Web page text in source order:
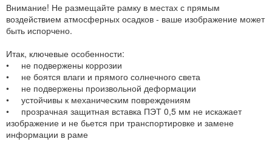
Внимание! Не размещайте рамку в местах с прямым
воздействием атмосферных осадков - ваше изображение может
быть испорчено.
Итак, ключевые особенности:
• не подвержены коррозии
• не боятся влаги и прямого солнечного света
• не подвержены произвольной деформации
• устойчивы к механическим повреждениям
• прозрачная защитная вставка ПЭТ 0,5 мм не искажает
изображение и не бьется при транспортировке и замене
информации в раме